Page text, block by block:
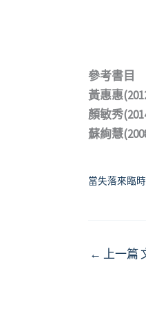
參考書目
黃惠惠
顏敏秀
蘇絢慧
當失落來臨
← 上一篇